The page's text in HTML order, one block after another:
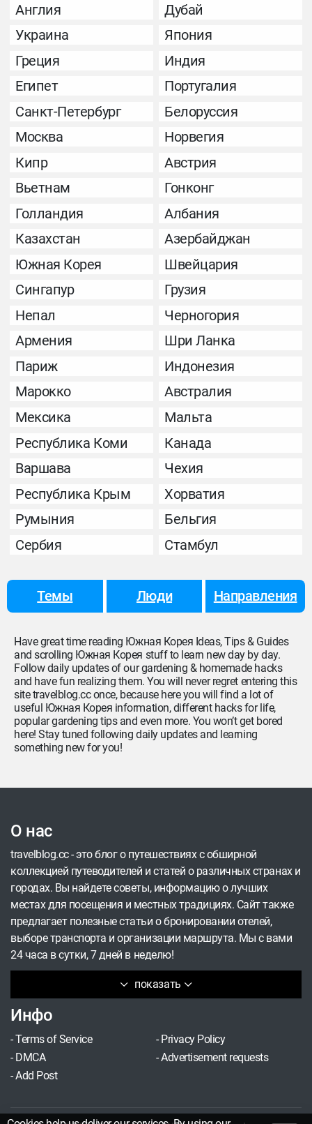
Англия
Дубай
Украина
Япония
Греция
Индия
Египет
Португалия
Санкт-Петербург
Белоруссия
Москва
Норвегия
Кипр
Австрия
Вьетнам
Гонконг
Голландия
Албания
Казахстан
Азербайджан
Южная Корея
Швейцария
Сингапур
Грузия
Непал
Черногория
Армения
Шри Ланка
Париж
Индонезия
Марокко
Австралия
Мексика
Мальта
Республика Коми
Канада
Варшава
Чехия
Республика Крым
Хорватия
Румыния
Бельгия
Сербия
Стамбул
Темы Люди Направления
Have great time reading Южная Корея Ideas, Tips & Guides
and scrolling Южная Корея stuff to learn new day by day.
Follow daily updates of our gardening & homemade hacks
and have fun realizing them. You will never regret entering this
site travelblog.cc once, because here you will find a lot of
useful Южная Корея information, different hacks for life,
popular gardening tips and even more. You won’t get bored
here! Stay tuned following daily updates and learning
something new for you!
О нас
показать
travelblog.cc - это блог о путешествиях с обширной
коллекцией путеводителей и статей о различных странах и
городах. Вы найдете советы, информацию о лучших
местах для посещения и местных традициях. Сайт также
предлагает полезные статьи о бронировании отелей,
выборе транспорта и организации маршрута. Мы с вами
24 часа в сутки, 7 дней в неделю!
Инфо
-Terms of Service - Privacy Policy
- DMCA -Advertisement requests
-Add Post